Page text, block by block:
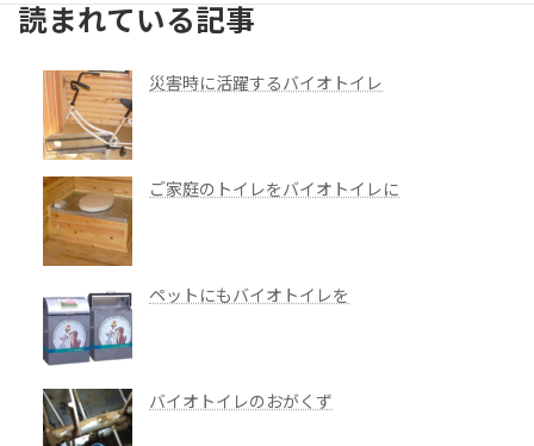
読まれている記事
災害時に活躍するバイオトイレ
ご家庭のトイレをバイオトイレに
ペットにもバイオトイレを
バイオトイレのおがくず